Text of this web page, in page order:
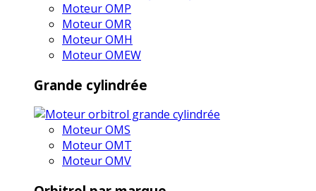
Moteur OMP
Moteur OMR
Moteur OMH
Moteur OMEW
Grande cylindrée
Moteur OMS
Moteur OMT
Moteur OMV